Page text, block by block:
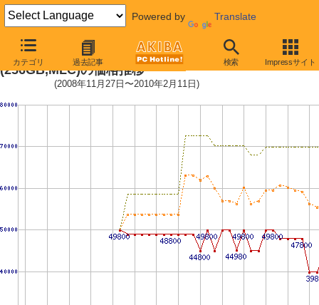
Powered by Translate
カテゴリ 過去記事 検索 Impressサイト
2.5インチ ローエンドSSD 256GB
(256GB,MLC)の価格推移
(2008年11月27日〜2010年2月11日)